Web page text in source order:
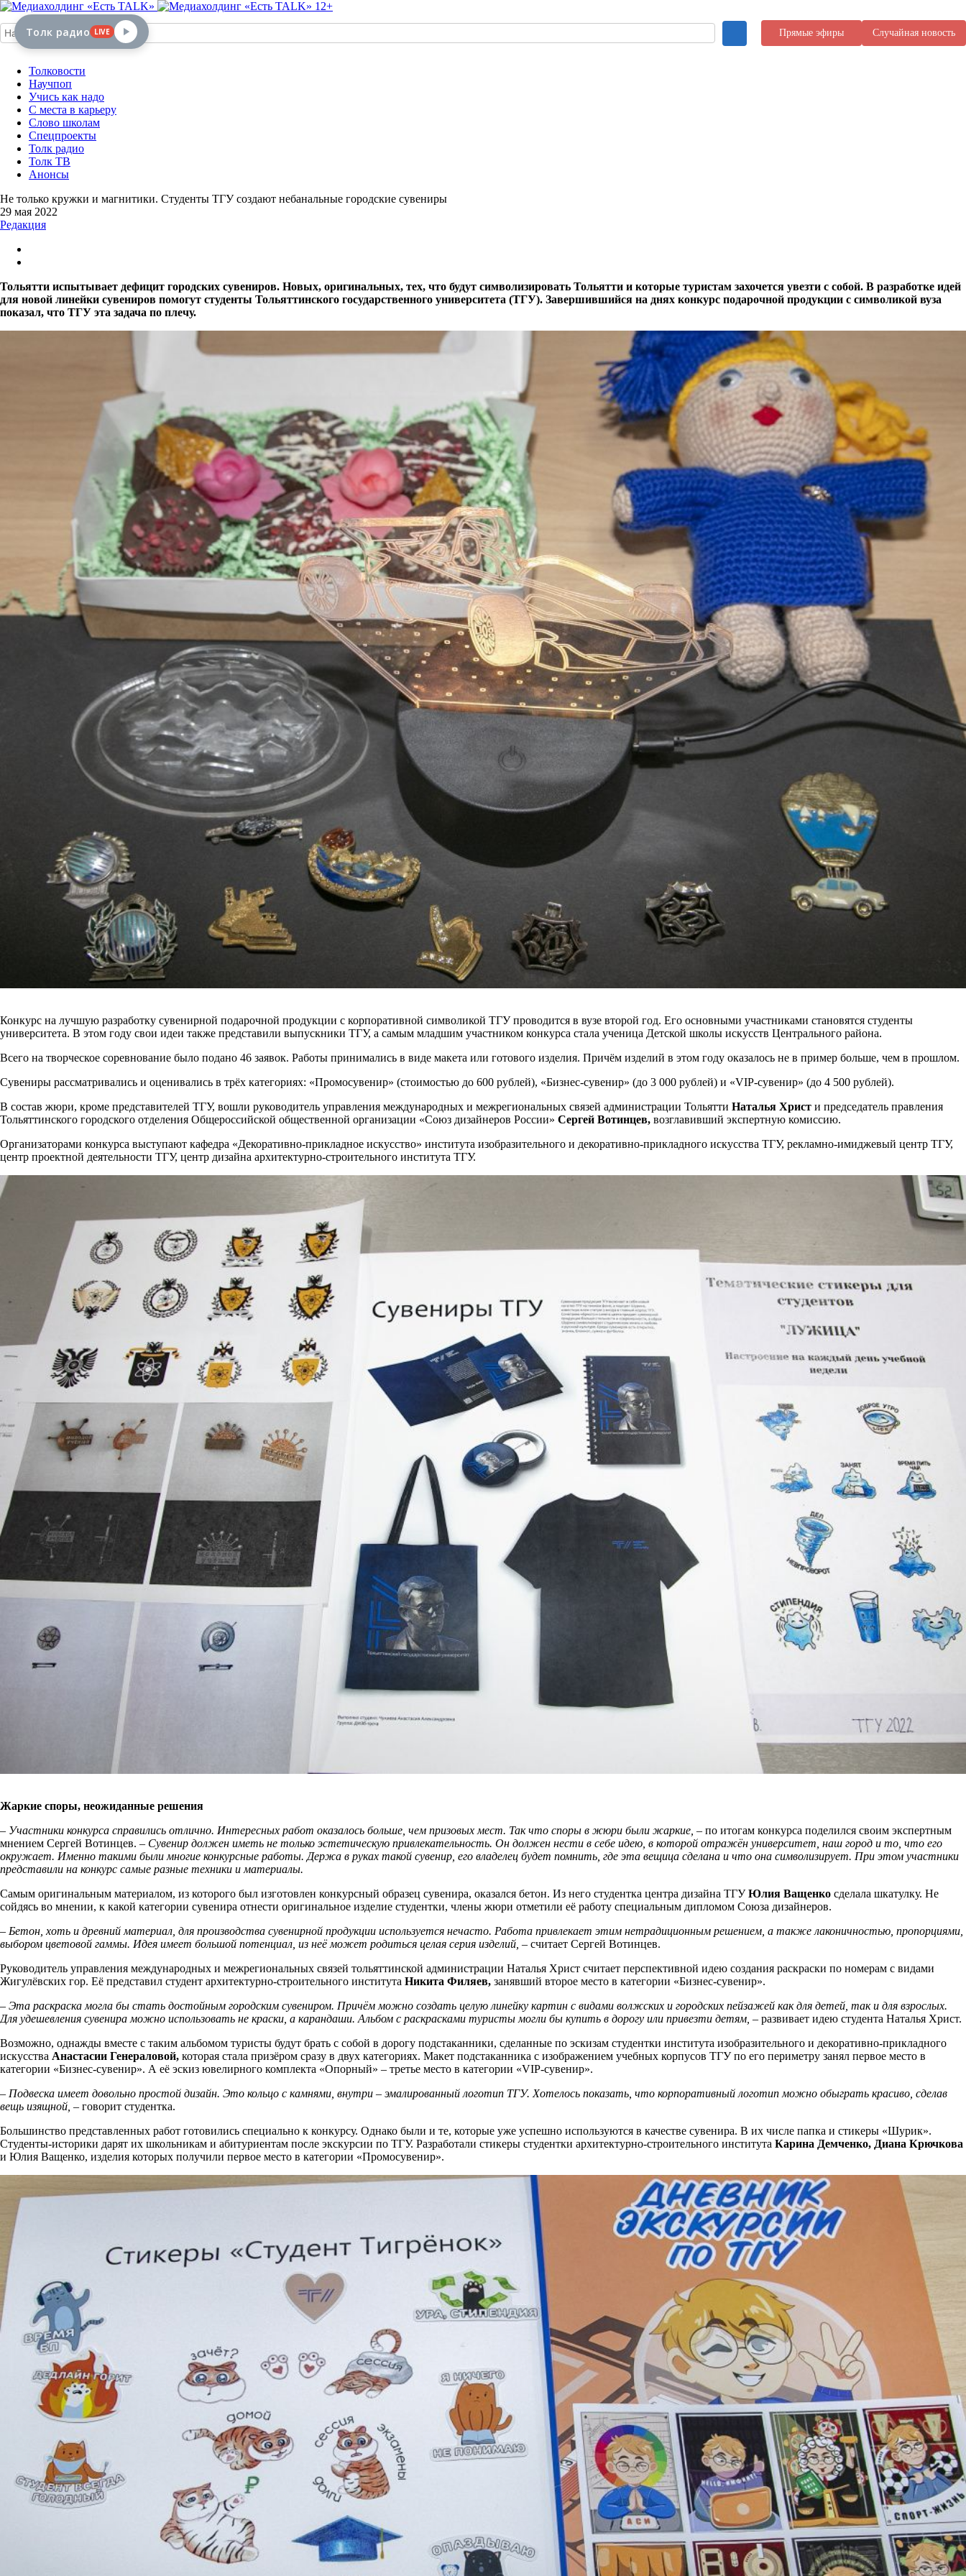
12+
Прямые эфиры Случайная новость
Толковости
Научпоп
Учись как надо
С места в карьеру
Слово школам
Спецпроекты
Толк радио
Толк ТВ
Анонсы
Не только кружки и магнитики. Студенты ТГУ создают небанальные городские сувениры
29 мая 2022
Редакция
Тольятти испытывает дефицит городских сувениров. Новых, оригинальных, тех, что будут символизировать Тольятти и которые туристам захочется увезти с собой. В разработке идей
для новой линейки сувениров помогут студенты Тольяттинского государственного университета (ТГУ). Завершившийся на днях конкурс подарочной продукции с символикой вуза
показал, что ТГУ эта задача по плечу.
Конкурс на лучшую разработку сувенирной подарочной продукции с корпоративной символикой ТГУ проводится в вузе второй год. Его основными участниками становятся студенты
университета. В этом году свои идеи также представили выпускники ТГУ, а самым младшим участником конкурса стала ученица Детской школы искусств Центрального района.
Всего на творческое соревнование было подано 46 заявок. Работы принимались в виде макета или готового изделия. Причём изделий в этом году оказалось не в пример больше, чем в прошлом.
Сувениры рассматривались и оценивались в трёх категориях: «Промосувенир» (стоимостью до 600 рублей), «Бизнес-сувенир» (до 3 000 рублей) и «VIP-сувенир» (до 4 500 рублей).
В состав жюри, кроме представителей ТГУ, вошли руководитель управления международных и межрегиональных связей администрации Тольятти Наталья Христ и председатель правления
Тольяттинского городского отделения Общероссийской общественной организации «Союз дизайнеров России» Сергей Вотинцев, возглавивший экспертную комиссию.
Организаторами конкурса выступают кафедра «Декоративно-прикладное искусство» института изобразительного и декоративно-прикладного искусства ТГУ, рекламно-имиджевый центр ТГУ,
центр проектной деятельности ТГУ, центр дизайна архитектурно-строительного института ТГУ.
Жаркие споры, неожиданные решения
– Участники конкурса справились отлично. Интересных работ оказалось больше, чем призовых мест. Так что споры в жюри были жаркие, – по итогам конкурса поделился своим экспертным
мнением Сергей Вотинцев. – Сувенир должен иметь не только эстетическую привлекательность. Он должен нести в себе идею, в которой отражён университет, наш город и то, что его
окружает. Именно такими были многие конкурсные работы. Держа в руках такой сувенир, его владелец будет помнить, где эта вещица сделана и что она символизирует. При этом участники
представили на конкурс самые разные техники и материалы.
Самым оригинальным материалом, из которого был изготовлен конкурсный образец сувенира, оказался бетон. Из него студентка центра дизайна ТГУЮлия Ващенко сделала шкатулку. Не
сойдясь во мнении, к какой категории сувенира отнести оригинальное изделие студентки, члены жюри отметили её работу специальным дипломом Союза дизайнеров.
– Бетон, хоть и древний материал, для производства сувенирной продукции используется нечасто. Работа привлекает этим нетрадиционным решением, а также лаконичностью, пропорциями,
выбором цветовой гаммы. Идея имеет большой потенциал, из неё может родиться целая серия изделий, – считает Сергей Вотинцев.
Руководитель управления международных и межрегиональных связей тольяттинской администрации Наталья Христ считает перспективной идею создания раскраски по номерам с видами
Жигулёвских гор. Её представил студент архитектурно-строительного института Никита Филяев, занявший второе место в категории «Бизнес-сувенир».
– Эта раскраска могла бы стать достойным городским сувениром. Причём можно создать целую линейку картин с видами волжских и городских пейзажей как для детей, так и для взрослых.
Для удешевления сувенира можно использовать не краски, а карандаши. Альбом с раскрасками туристы могли бы купить в дорогу или привезти детям, – развивает идею студента Наталья Христ.
Возможно, однажды вместе с таким альбомом туристы будут брать с собой в дорогу подстаканники, сделанные по эскизам студентки института изобразительного и декоративно-прикладного
искусства Анастасии Генераловой, которая стала призёром сразу в двух категориях. Макет подстаканника с изображением учебных корпусов ТГУ по его периметру занял первое место в
категории «Бизнес-сувенир». А её эскиз ювелирного комплекта «Опорный» – третье место в категории «VIP-сувенир».
– Подвеска имеет довольно простой дизайн. Это кольцо с камнями, внутри – эмалированный логотип ТГУ. Хотелось показать, что корпоративный логотип можно обыграть красиво, сделав
вещь изящной, – говорит студентка.
Большинство представленных работ готовились специально к конкурсу. Однако были и те, которые уже успешно используются в качестве сувенира. В их числе папка и стикеры «Шурик».
Студенты-историки дарят их школьникам и абитуриентам после экскурсии по ТГУ. Разработали стикеры студентки архитектурно-строительного института Карина Демченко, Диана Крючкова
и Юлия Ващенко, изделия которых получили первое место в категории «Промосувенир».
Толк радио LIVE